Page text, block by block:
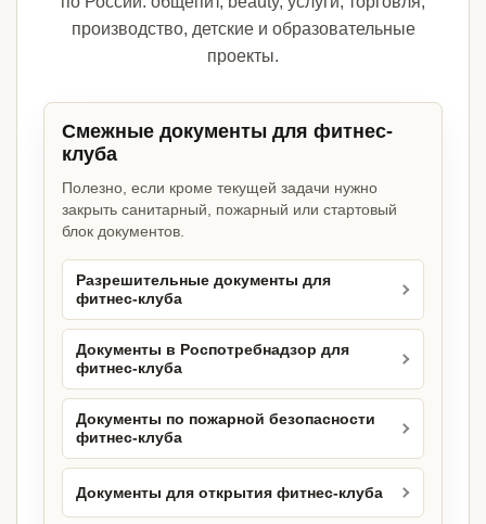
производство, детские и образовательные
проекты.
Смежные документы для фитнес-
клуба
Полезно, если кроме текущей задачи нужно
закрыть санитарный, пожарный или стартовый
блок документов.
Разрешительные документы для
фитнес-клуба
Документы в Роспотребнадзор для
фитнес-клуба
Документы по пожарной безопасности
фитнес-клуба
Документы для открытия фитнес-клуба